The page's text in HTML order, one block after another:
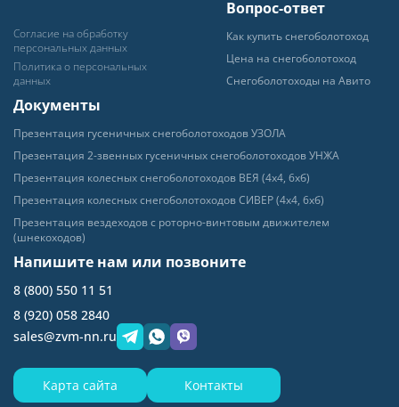
Согласие на обработку
персональных данных
Политика о персональных
данных
Вопрос-ответ
Как купить снегоболотоход
Цена на снегоболотоход
Снегоболотоходы на Авито
Документы
Пpeзeнтaция гyceничныхснегоболотоходов УЗОЛА
Презентация 2-звенных гусеничныхснегоболотоходов УНЖА
Презентация колесныхснегоболотоходов ВЕЯ (4х4, 6хб)
Презентация колесныхснегоболотоходов СИВЕР (4х4, 6хб)
Презентация вездеходов с роторно-винтовым движителем
(шнекоходов)
Напишите нам или позвоните
8 (800) 550 11 51
8 (920) 058 2840
sales@zvm-nn.ru
Карта сайта Контакты